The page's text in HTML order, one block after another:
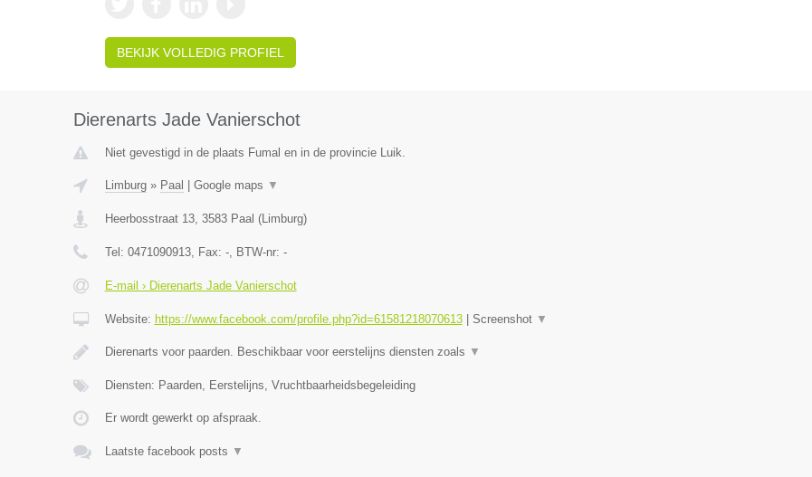
BEKIJK VOLLEDIG PROFIEL
Dierenarts Jade Vanierschot
Niet gevestigd in de plaats Fumal en in de provincie Luik.
Limburg» Paal Google maps ▼
Heerbosstraat 13, 3583 Paal (Limburg)
Tel: 0471090913, Fax: -, BTW-nr: -
E-mail › Dierenarts Jade Vanierschot
Website: https://www.facebook.com/profile.php?id=61581218070613| Screenshot ▼
Dierenarts voor paarden. Beschikbaar voor eerstelijns diensten zoals ▼
Diensten: Paarden, Eerstelijns, Vruchtbaarheidsbegeleiding
Er wordt gewerkt op afspraak.
Laatste facebook posts ▼